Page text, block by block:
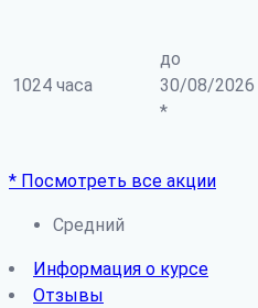
1024 часа
до
30/08/2026
*
* Посмотреть все акции
Средний
Информация о курсе
Отзывы